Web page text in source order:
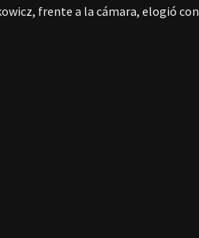
frente a la cámara, elogió con